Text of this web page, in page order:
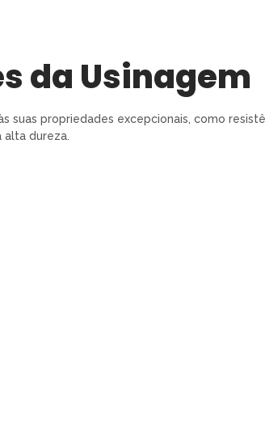
da Usinagem
suas propriedades excepcionais, como
alta dureza.